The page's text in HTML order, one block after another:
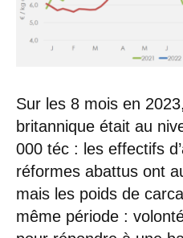
Sur les 8 mois en
britannique était au
000 téc : les effectifs
réformes abattus ont
mais les poids de
même période :